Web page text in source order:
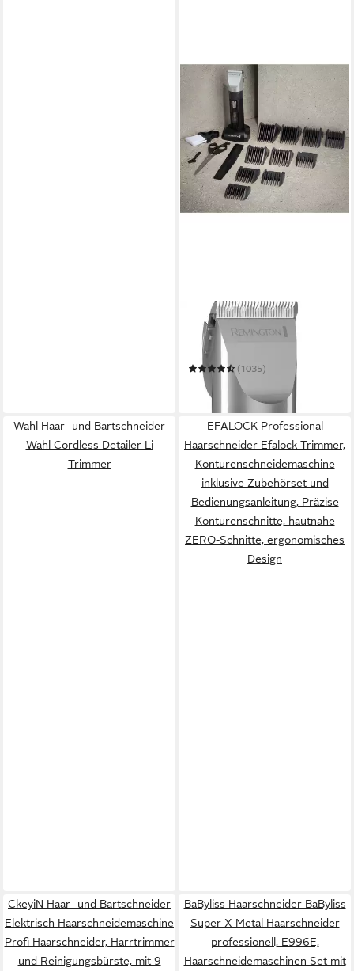
REMINGTON
Haarschneider Genius,
HC5810 -
(1035)
ab 64,99 €
leider ausverkauft
Wahl Haar- und Bartschneider
Wahl Cordless Detailer Li
Trimmer
EFALOCK Professional
Haarschneider Efalock Trimmer,
Konturenschneidemaschine
inklusive Zubehörset und
Bedienungsanleitung, Präzise
Konturenschnitte, hautnahe
ZERO-Schnitte, ergonomisches
Design
CkeyiN Haar- und Bartschneider
Elektrisch Haarschneidemaschine
Profi Haarschneider, Harrtrimmer
und Reinigungsbürste, mit 9
BaByliss Haarschneider BaByliss
Super X-Metal Haarschneider
professionell, E996E,
Haarschneidemaschinen Set mit